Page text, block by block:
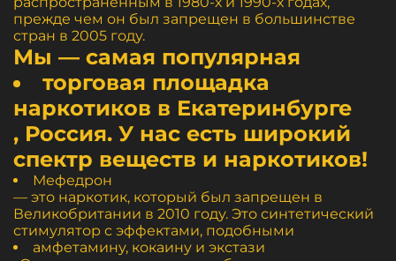
прежде чем он был запрещен в большинстве
стран в 2005 году.
Мы — самая популярная
торговая площадка
наркотиков в Екатеринбурге
, Россия. У нас есть широкий
спектр веществ и наркотиков!
Мефедрон
— это наркотик, который был запрещен в
Великобритании в 2010 году. Это синтетический
стимулятор с эффектами, подобными
амфетамину, кокаину и экстази